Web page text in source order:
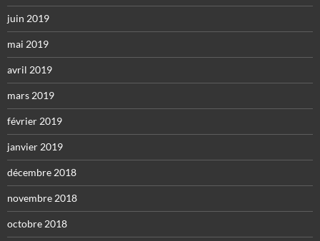
juin 2019
mai 2019
avril 2019
mars 2019
février 2019
janvier 2019
décembre 2018
novembre 2018
octobre 2018